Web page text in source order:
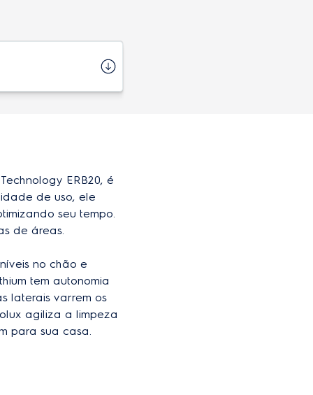
29 cm
29 cm
78963471 8692 6
34 cm
11,5 cm
ERB20, é
de uso, ele
seu tempo.
de áreas.
no chão e
tem autonomia
laterais varrem os
agiliza a limpeza
para sua casa.